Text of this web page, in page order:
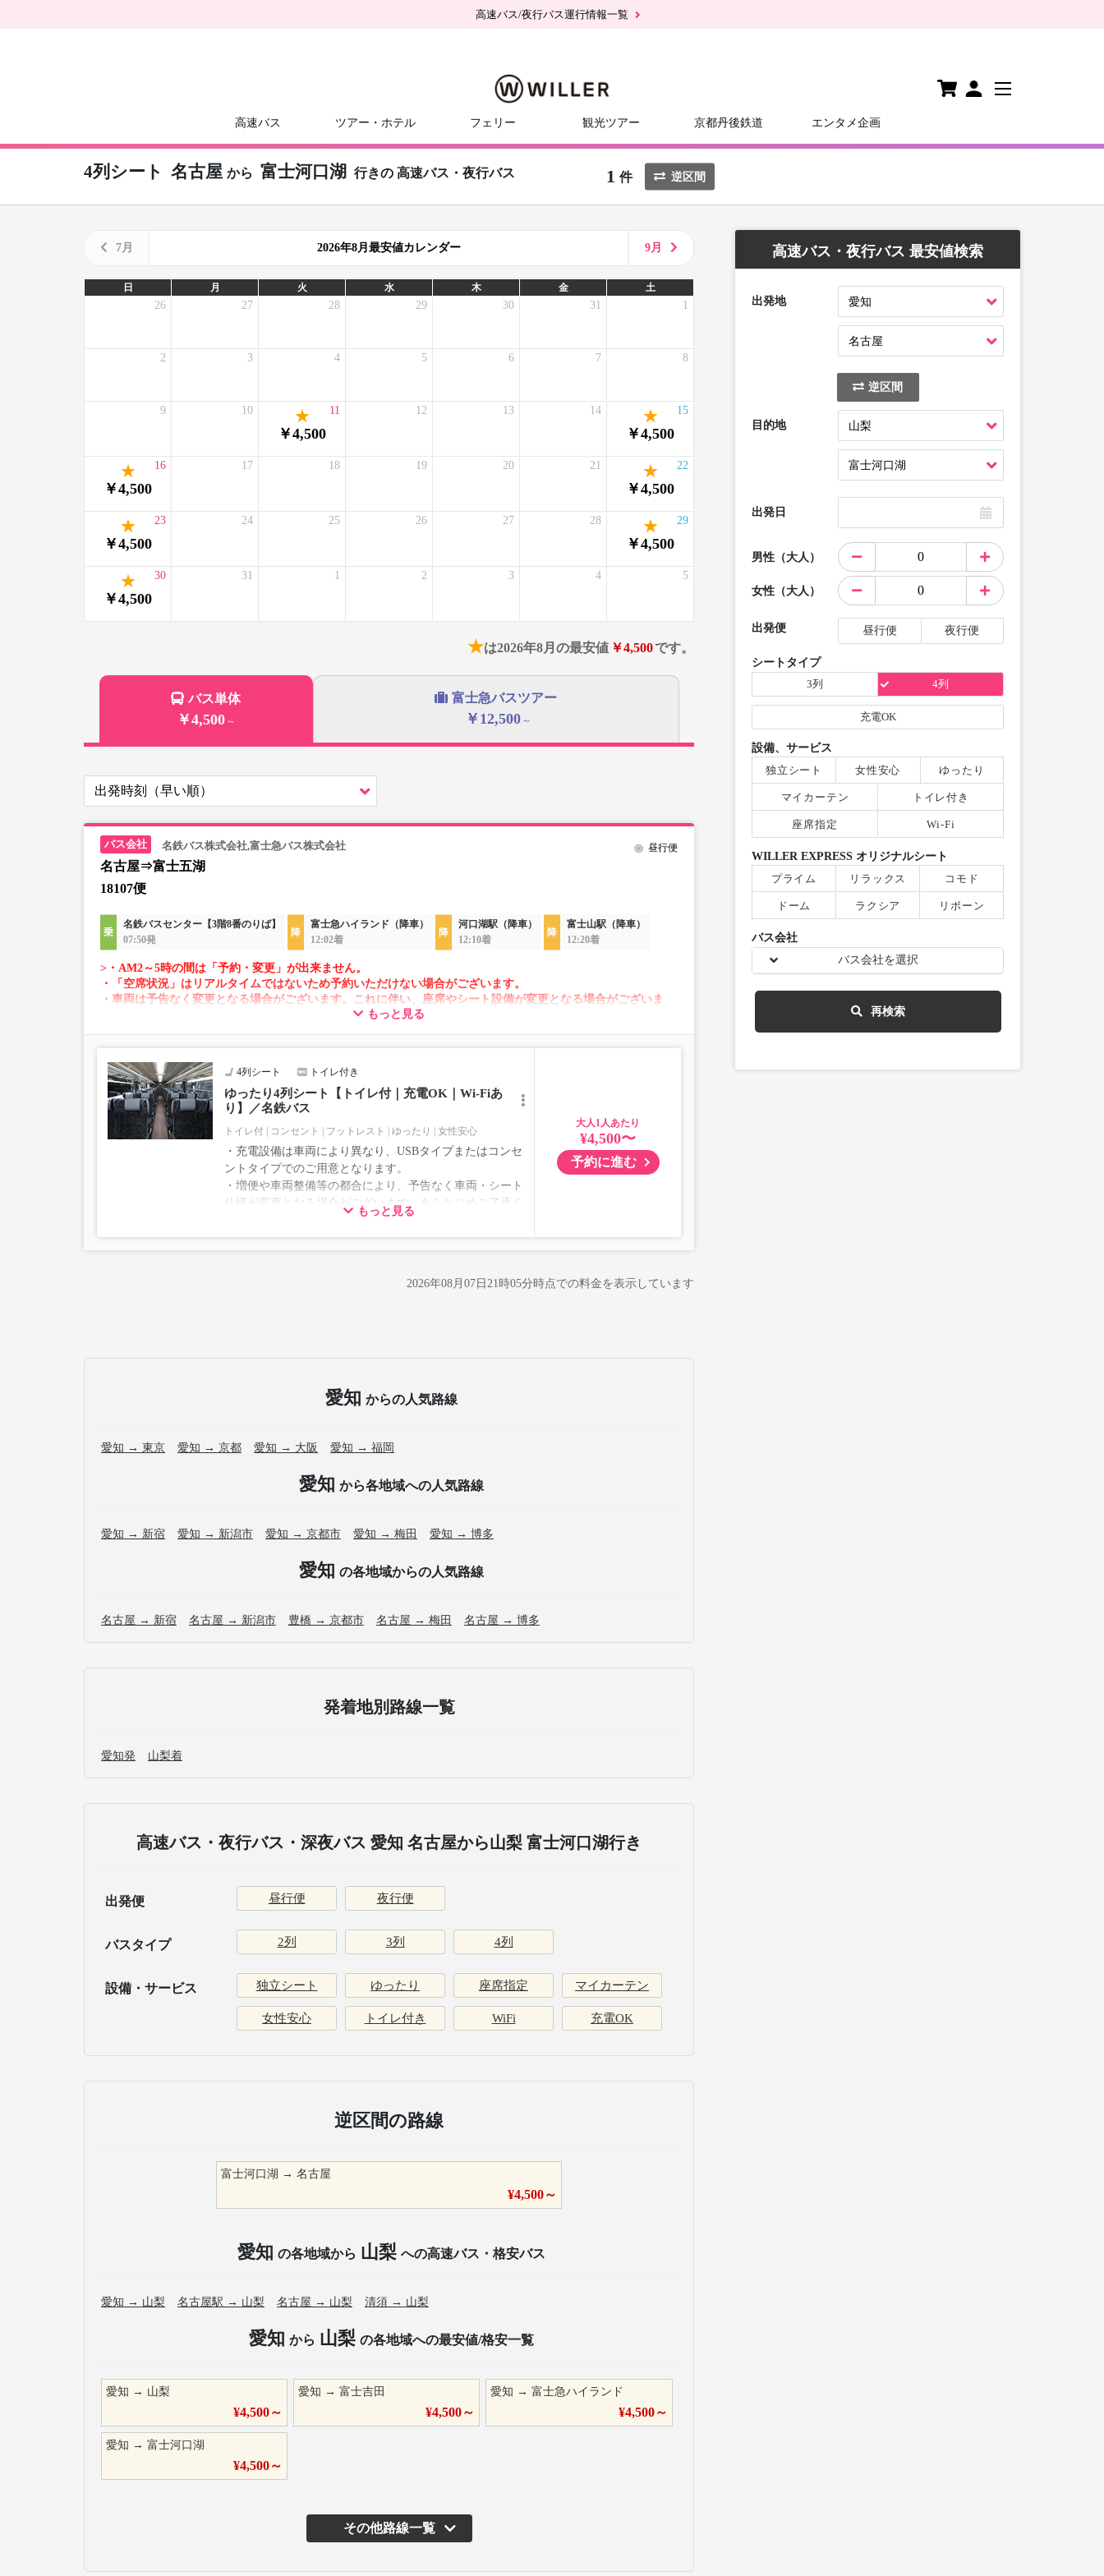
高速バス/夜行バス運行情報一覧
高速バス ツアー・ホテル フェリー 観光ツアー 京都丹後鉄道 エンタメ企画
4列シート 名古屋 から 富士河口湖 行きの 高速バス・夜行バス 1 件 逆区間
7月 2026年8月最安値カレンダー 9月
日 月 火 水 木 金 土
26 27 28 29 30 31 1
2 3 4 5 6 7 8
9 10
￥4,500
11 12 13 14
￥4,500
15
￥4,500
16 17 18 19 20 21
￥4,500
22
￥4,500
23 24 25 26 27 28
￥4,500
29
￥4,500
30 31 1 2 3 4 5
★は2026年8月の最安値 ￥4,500です。
バス単体
￥4,500 ～
富士急バスツアー
￥12,500 ～
名鉄バス株式会社,富士急バス株式会社
名古屋⇒富士五湖
18107便
昼行便
名鉄バスセンター【3階8番のりば】
07:50発
富士急ハイランド（降車）
12:02着
河口湖駅（降車）
12:10着
富士山駅（降車）
12:20着
>・AM2～5時の間は「予約・変更」が出来ません。
・「空席状況」はリアルタイムではないため予約いただけない場合がございます。
・車両は予告なく変更となる場合がございます。これに伴い、座席やシート設備が変更となる場合がございま
もっと見る
4列シート トイレ付き
ゆったり4列シート【トイレ付｜充電OK｜Wi-Fiあ
り】／名鉄バス
トイレ付 コンセント フットレスト ゆったり 女性安心
・充電設備は車両により異なり、USBタイプまたはコンセ
ントタイプでのご用意となります。
・増便や車両整備等の都合により、予告なく車両・シート
仕様が変更となる場合がございます。あらかじめご了承く
もっと見る
大人
¥4,500〜
予約に進む
2026年08月07日21時05分時点での料金を表示しています
愛知 からの人気路線
愛知 → 東京 愛知 → 京都 愛知 → 大阪 愛知 → 福岡
愛知 から各地域への人気路線
愛知 → 新宿 愛知 → 新潟市 愛知 → 京都市 愛知 → 梅田 愛知 → 博多
愛知 の各地域からの人気路線
名古屋 → 新宿 名古屋 → 新潟市 豊橋 → 京都市 名古屋 → 梅田 名古屋 → 博多
発着地別路線一覧
愛知発 山梨着
高速バス・夜行バス・深夜バス 愛知 名古屋から山梨 富士河口湖行き
出発便 昼行便 夜行便
バスタイプ 2列 3列 4列
設備・サービス 独立シート ゆったり 座席指定 マイカーテン
女性安心 トイレ付き WiFi 充電OK
逆区間の路線
富士河口湖 →名古屋
¥4,500～
愛知 の各地域から 山梨 への高速バス・格安バス
愛知 → 山梨 名古屋駅 → 山梨 名古屋 → 山梨 清須 → 山梨
愛知 から 山梨 の各地域への最安値/格安一覧
愛知 → 山梨
¥4,500～
愛知 →富士吉田
¥4,500～
愛知 →富士急ハイランド
¥4,500～
愛知 → 富士河口湖
¥4,500～
その他路線一覧
高速バス・夜行バス 最安値検索
出発地
逆区間
目的地
出発日
男性（大人）
女性（大人）
出発便 昼行便 夜行便
シートタイプ
3列
4列
充電OK
設備、サービス
独立シート
女性安心 ゆったり
マイカーテン トイレ付き
座席指定 Wi-Fi
WILLER EXPRESS オリジナルシート
プライム
リラックス コモド
ドーム ラクシア リボーン
バス会社
バス会社を選択
再検索